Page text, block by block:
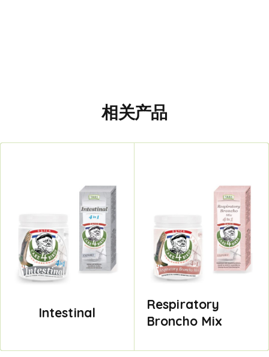
相关产品
Intestinal
Respiratory
Broncho Mix